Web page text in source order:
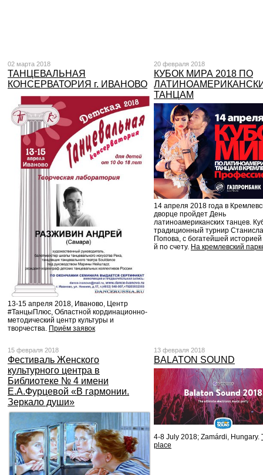
02 марта 2018
ТАНЦЕВАЛЬНАЯ
КОНСЕРВАТОРИЯ г. ИВАНОВО
13-15 апреля 2018, Иваново, Центр
#ТанцыПлюс, Областной кординационно-
методический центр культуры и
творчества. Приём заявок
20 февраля 2018
КУБОК МИРА 2018 ПО
ТАНЦАМ
14 апреля 2018 года в
дворце пройдет День
латиноамериканских танцев.
традиционный турнир
Попова, с богатейшей
й по счету. На кремлевский
15 февраля 2018
Фестиваль Женского
культурного центра в
Библиотеке № 4 имени
Е.А.Фурцевой «В гармонии.
Зеркало души»
13 февраля 2018
BALATON SOUND
4-8 July 2018; Zamárdi, Hungary.
place